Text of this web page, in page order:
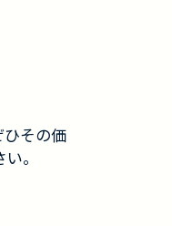
ひその価
。